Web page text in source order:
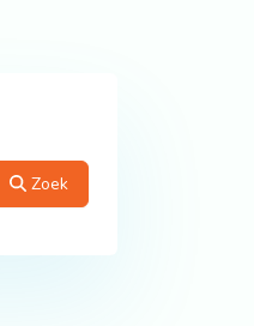
Zoek